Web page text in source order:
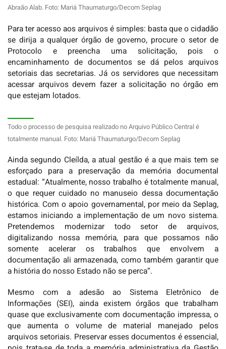
Abraão Alab. Foto: Mariá Thaumaturgo/Decom Seplag
Para ter acesso aos arquivos é simples: basta que o cidadão
se dirija a qualquer órgão de governo, procure o setor de
Protocolo e preencha uma solicitação, pois o
encaminhamento de documentos se dá pelos arquivos
setoriais das secretarias. Já os servidores que necessitam
acessar arquivos devem fazer a solicitação no órgão em
que estejam lotados.
Todo o processo de pesquisa realizado no Arquivo Público Central é
totalmente manual. Foto: Mariá Thaumaturgo/Decom Seplag
Ainda segundo Cleílda, a atual gestão é a que mais tem se
esforçado para a preservação da memória documental
estadual: “Atualmente, nosso trabalho é totalmente manual,
o que requer cuidado no manuseio dessa documentação
histórica. Com o apoio governamental, por meio da Seplag,
estamos iniciando a implementação de um novo sistema.
Pretendemos modernizar todo setor de arquivos,
digitalizando nossa memória, para que possamos não
somente acelerar os trabalhos que envolvem a
documentação ali armazenada, como também garantir que
a história do nosso Estado não se perca”.
Mesmo com a adesão ao Sistema Eletrônico de
Informações (SEI), ainda existem órgãos que trabalham
quase que exclusivamente com documentação impressa, o
que aumenta o volume de material manejado pelos
arquivos setoriais. Preservar esses documentos é essencial,